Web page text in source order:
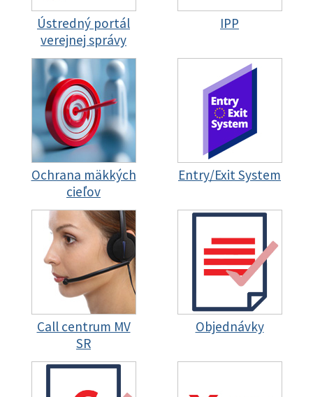
Ústredný portál
verejnej správy
IPP
Ochrana mäkkých
cieľov
Entry/Exit System
Call centrum MV
SR
Objednávky